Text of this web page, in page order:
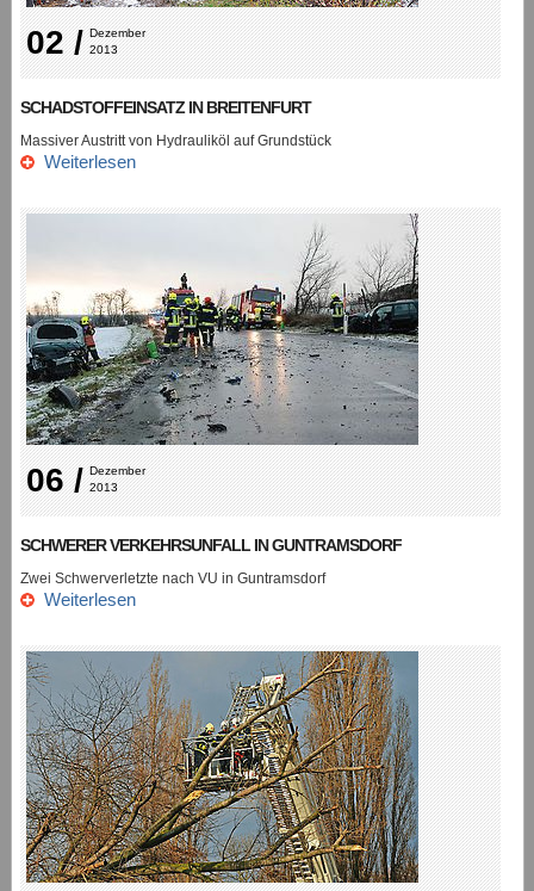
02 / Dezember
2013
SCHADSTOFFEINSATZ IN BREITENFURT
Massiver Austritt von Hydrauliköl auf Grundstück
Weiterlesen
06 / Dezember
2013
SCHWERER VERKEHRSUNFALL IN GUNTRAMSDORF
Zwei Schwerverletzte nach VU in Guntramsdorf
Weiterlesen